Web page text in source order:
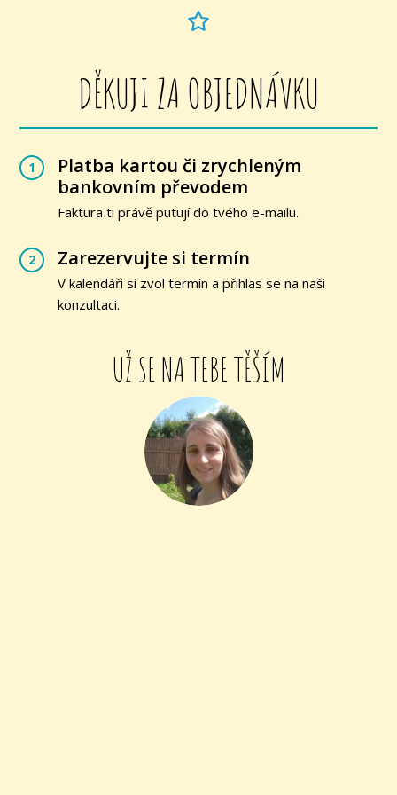
DĚKUJI ZA OBJEDNÁVKU
1
Platba kartou či zrychleným
bankovním převodem
Faktura ti právě putují do tvého e-mailu.
2 Zarezervujte si termín
V kalendáři si zvol termín a přihlas se na naši
konzultaci.
UŽ SE NA TEBE TĚŠÍM